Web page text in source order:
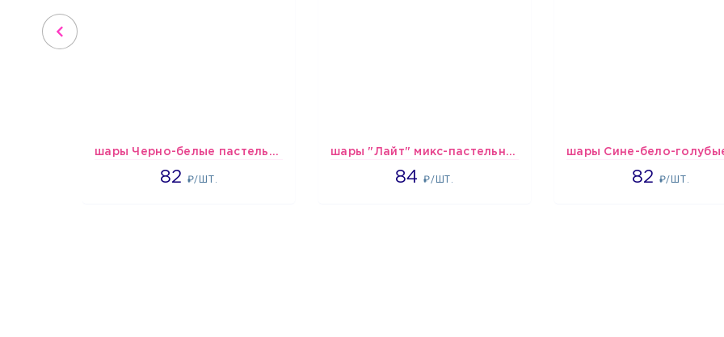
шары Черно-белые пастельные
82 ₽/ШТ.
1637 шары "Лайт" микс-пастельные
84₽/ШТ.
1265
82 ₽/ШТ.
1637